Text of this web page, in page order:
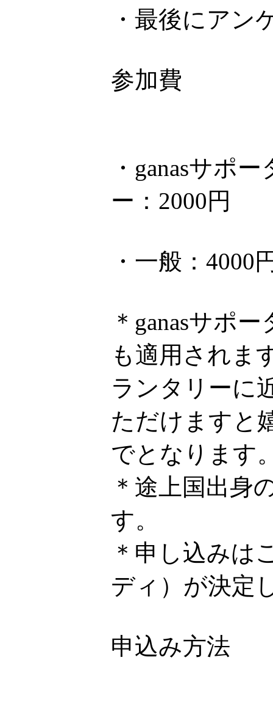
・最後にアン
参加費
・ganasサポ
ー：2000円
・一般：4000
＊ganasサポ
も適用されま
ランタリーに
ただけますと
でとなります
＊途上国出身
す。
＊申し込みは
ディ）が決定
申込み方法